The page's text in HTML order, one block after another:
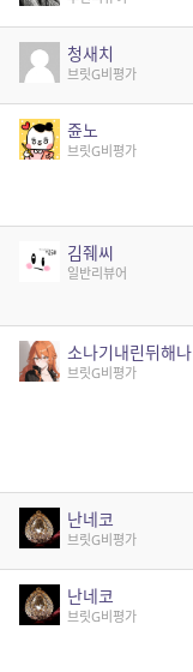
청새치
브릿G비평가
쥰노
브릿G비평가
김줴씨
일반리뷰어
소나기내린뒤해나
브릿G비평가
난네코
브릿G비평가
난네코
브릿G비평가